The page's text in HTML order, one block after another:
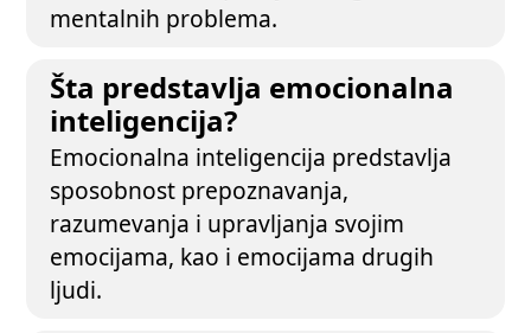
mentalnih problema.
Šta predstavlja emocionalna
inteligencija?
Emocionalna inteligencija predstavlja
sposobnost prepoznavanja,
razumevanja i upravljanja svojim
emocijama, kao i emocijama drugih
ljudi.